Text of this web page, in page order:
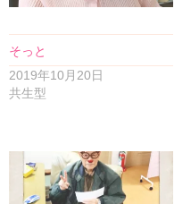
そっと
2019年10月20日
共生型